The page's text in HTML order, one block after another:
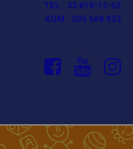
TEL.: 33 818-12-62
KOM.: 505 668 923